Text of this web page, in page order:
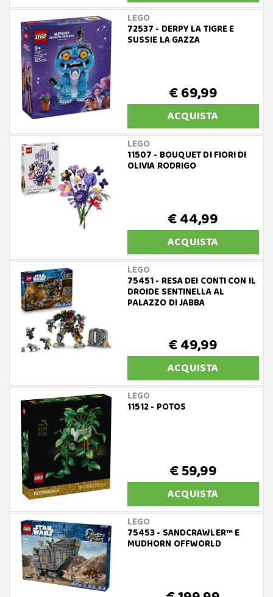
LEGO
72537 - DERPY LA TIGRE E
SUSSIE LA GAZZA
€ 69,99
ACQUISTA
LEGO
11507 - BOUQUET DI FIORI DI
OLIVIA RODRIGO
€ 44,99
ACQUISTA
LEGO
75451 - RESA DEI CONTI CON IL
DROIDE SENTINELLA AL
PALAZZO DI JABBA
€ 49,99
ACQUISTA
LEGO
11512 - POTOS
€ 59,99
ACQUISTA
LEGO
75453 - SANDCRAWLER™ E
MUDHORN OFFWORLD